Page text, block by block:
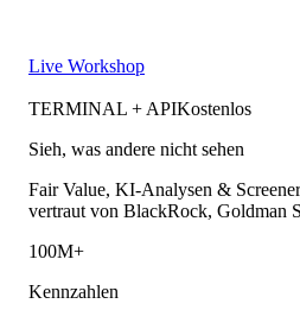
Live Workshop
TERMINAL + APIKostenlos
Sieh, was andere nicht sehen
Fair Value, KI-Analysen &
vertraut von BlackRock, Goldman
100M+
Kennzahlen